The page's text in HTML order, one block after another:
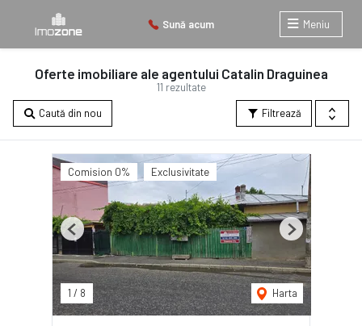
Sună acum Meniu
11 rezultate
Oferte imobiliare ale agentului Catalin Draguinea
Filtrează
Caută din nou
Comision 0% Exclusivitate
1 / 8 Harta
Previous Next